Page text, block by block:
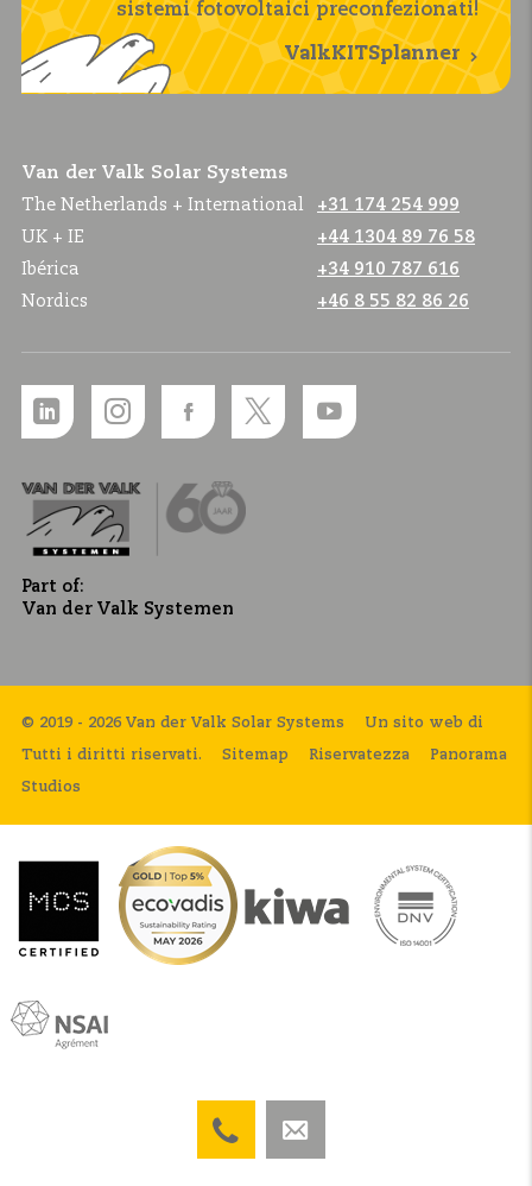
sistemi fotovoltaici preconfezionati!
ValkKITSplanner
Van der Valk Solar Systems
The Netherlands + International
+31 174 254 999
UK + IE
+44 1304 89 76 58
Ibérica
+34 910 787 616
Nordics
+46 8 55 82 86 26
Part of:
Van der Valk Systemen
© 2019 - 2026 Van der Valk Solar Systems
Tutti i diritti riservati. Sitemap Riservatezza
Un sito web di
Panorama
Studios